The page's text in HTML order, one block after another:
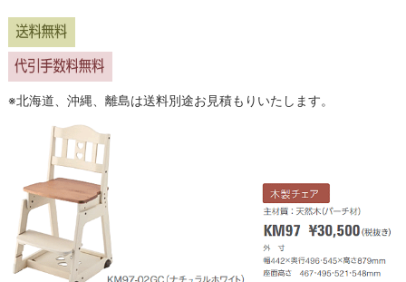
※北海道、沖縄、離島は送料別途お見積もりいたします。